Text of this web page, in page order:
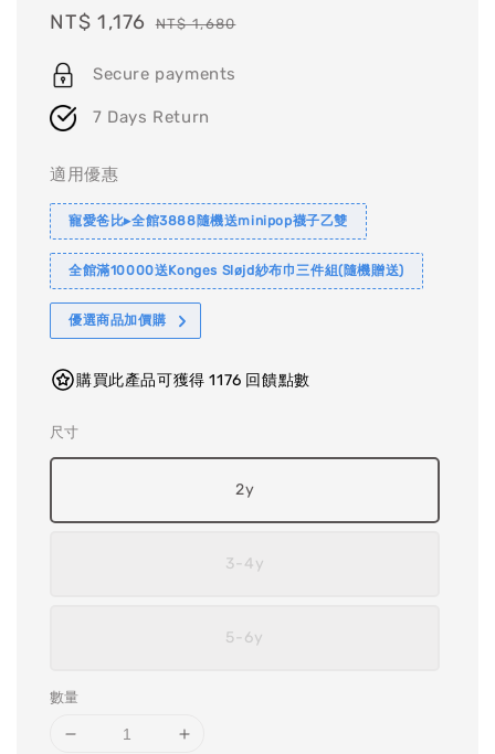
Sale
NT$ 1,176 Regular
NT$ 1,680
Secure payments
7 Days Return
適用優惠
寵愛爸比▸全館3888隨機送minipop襪子乙雙
全館滿10000送Konges Sløjd紗布巾三件組(隨機贈送)
優選商品加價購
購買此產品可獲得 1176 回饋點數
尺寸
2y
3-4y
5-6y
數量